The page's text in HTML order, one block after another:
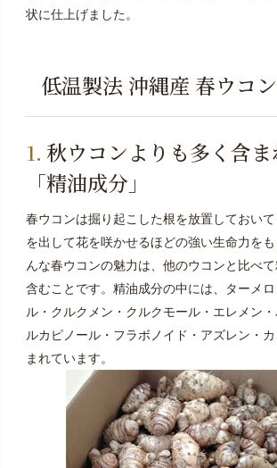
状に仕上げました。
低温製法 沖縄産 春ウコ
秋ウコンよりも多く含ま
「精油成分」
春ウコンは掘り起こした根を放置しておい
を出して花を咲かせるほどの強い生命力を
んな春ウコンの魅力は、他のウコンと比べて
含むことです。精油成分の中には、ターメ
ル・クルクメン・クルクモール・エレメン
ルカピノール・フラボノイド・アズレン・
まれています。